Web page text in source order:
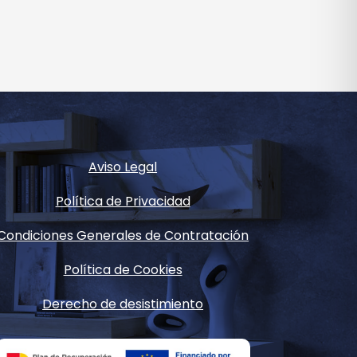
Aviso Legal
Política de Privacidad
Generales de Contratación
Política de Cookies
Derecho de desistimiento